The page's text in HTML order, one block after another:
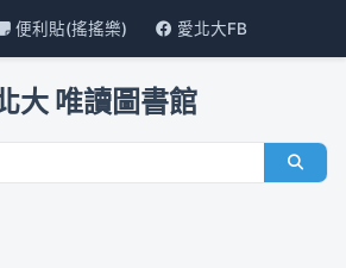
便利貼(搖搖樂) 愛北大FB
大 唯讀圖書館